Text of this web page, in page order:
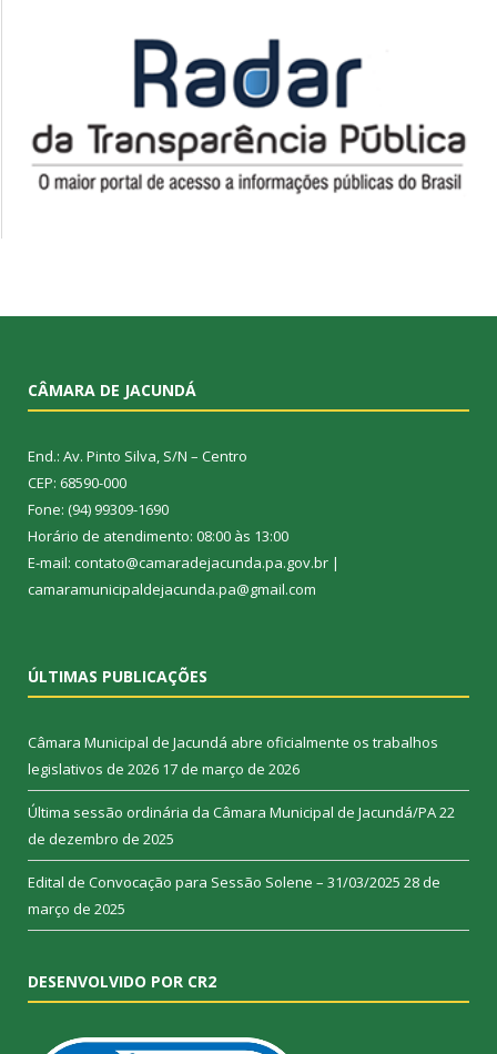
CÂMARA DE JACUNDÁ
End.: Av. Pinto Silva, S/N – Centro
CEP: 68590-000
Fone: (94) 99309-1690
Horário de atendimento: 08:00 às 13:00
E-mail: contato@camaradejacunda.pa.gov.br |
camaramunicipaldejacunda.pa@gmail.com
ÚLTIMAS PUBLICAÇÕES
Câmara Municipal de Jacundá abre oficialmente os trabalhos
legislativos de 2026 17 de março de 2026
Última sessão ordinária da Câmara Municipal de Jacundá/PA22
de dezembro de 2025
Edital de Convocação para Sessão Solene – 31/03/2025 28 de
março de 2025
DESENVOLVIDO POR CR2